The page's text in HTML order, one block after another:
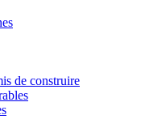
de construire